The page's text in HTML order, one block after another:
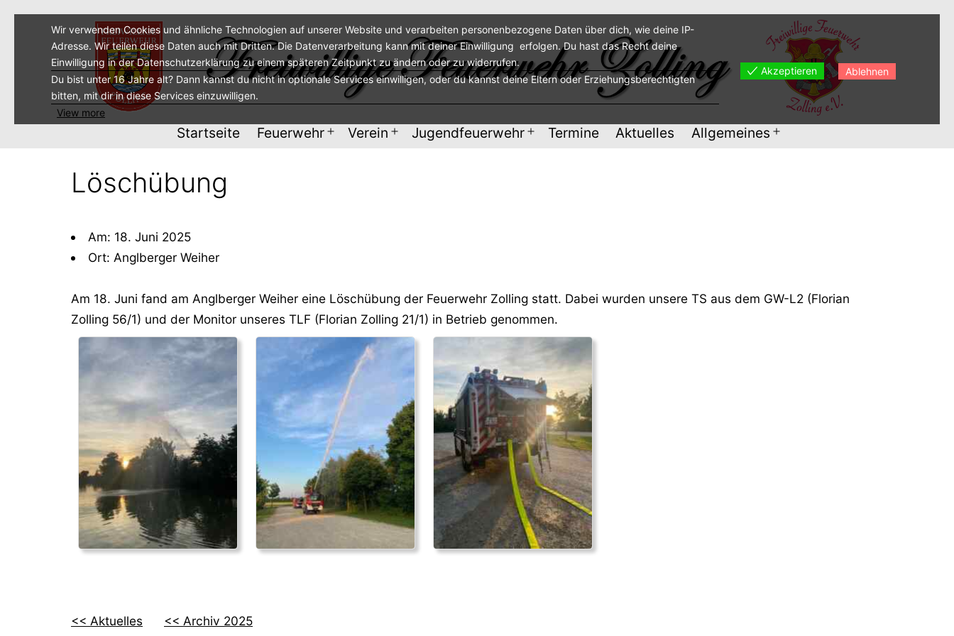
Startseite Feuerwehr MenüVerein MenüJugendfeuerwehr MenüTermine Aktuelles Allgemeines Menü
Löschübung
Am: 18. Juni 2025
Ort: Anglberger Weiher
Am 18. Juni fand am Anglberger Weiher eine Löschübung der Feuerwehr Zolling statt. Dabei wurden unsere TS aus dem GW-L2 (Florian
Zolling 56/1) und der Monitor unseres TLF (Florian Zolling 21/1) in Betrieb genommen.
<< Aktuelles << Archiv 2025
Wir verwenden Cookies und ähnliche Technologien auf unserer Website und verarbeiten personenbezogene Daten über dich, wie deine IP-
Adresse. Wir teilen diese Daten auch mit Dritten. Die Datenverarbeitung kann mit deiner Einwilligung erfolgen. Du hast das Recht deine
Einwilligung in der Datenschutzerklärung zu einem späteren Zeitpunkt zu ändern oder zu widerrufen.
Du bist unter 16 Jahre alt? Dann kannst du nicht in optionale Services einwilligen, oder du kannst deine Eltern oder Erziehungsberechtigten
bitten, mit dir in diese Services einzuwilligen.
View more
Akzeptieren Ablehnen